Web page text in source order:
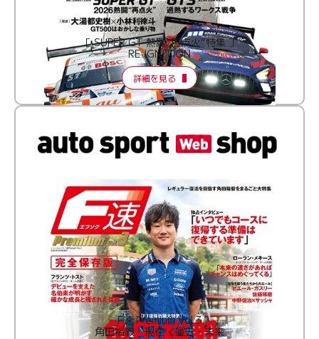
［ SUPER GT 熱闘“再点火”特集 ］
RE:IGNITION
詳細を見る
F速 Premium Vol.3
角田裕毅 現在・過去・未来